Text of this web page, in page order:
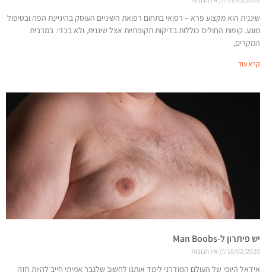
שיננית הוא מקצוע פרא – רפואי בתחום רפואת השיניים העוסק בהיגיינת הפה ובטיפול
מונע. קופות החולים כוללות בדיקות תקופתיות אצל שיננית, ולא בכדי. במרבית
המקרים,
קרא עוד
יש פיתרון ל-Man Boobs
10/02/2020 אין תגובות
אידאל היופי של העולם המודרני לימד אותנו לחשוב שלגבר אמיתי חייב להיות חזה